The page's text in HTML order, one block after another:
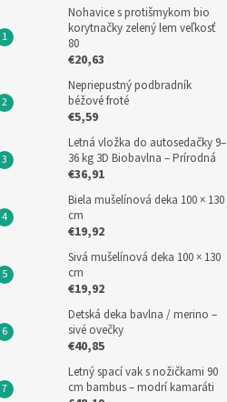
Nohavice s protišmykom bio
korytnačky zelený lem veľkosť
80
€20,63
Nepriepustný podbradník
béžové froté
€5,59
Letná vložka do autosedačky 9–
36 kg 3D Biobavlna – Prírodná
€36,91
Biela mušelínová deka 100 × 130
cm
€19,92
Sivá mušelínová deka 100 × 130
cm
€19,92
Detská deka bavlna / merino –
sivé ovečky
€40,85
Letný spací vak s nožičkami 90
cm bambus – modrí kamaráti